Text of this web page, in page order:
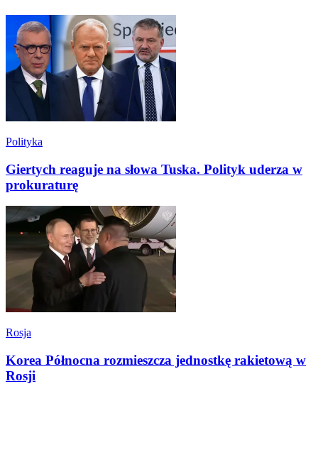
Polityka
Giertych reaguje na słowa Tuska. Polityk uderza w
prokuraturę
Rosja
Korea Północna rozmieszcza jednostkę rakietową w
Rosji